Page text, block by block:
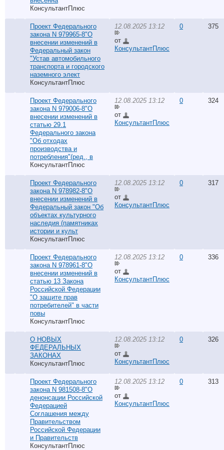
КонсультантПлюс
Проект Федерального
закона N 979965-8"О
внесении изменений в
Федеральный закон
"Устав автомобильного
транспорта и городского
наземного элект
КонсультантПлюс
12.08.2025 13:12
от
КонсультантПлюс
0 375
Проект Федерального
закона N 979006-8"О
внесении изменений в
статью 29.1
Федерального закона
"Об отходах
производства и
потребления"(ред., в
КонсультантПлюс
12.08.2025 13:12
от
КонсультантПлюс
0 324
Проект Федерального
закона N 978982-8"О
внесении изменений в
Федеральный закон "Об
объектах культурного
наследия (памятниках
истории и культ
КонсультантПлюс
12.08.2025 13:12
от
КонсультантПлюс
0 317
Проект Федерального
закона N 978961-8"О
внесении изменений в
статью 13 Закона
Российской Федерации
"О защите прав
потребителей" в части
повы
КонсультантПлюс
12.08.2025 13:12
от
КонсультантПлюс
0 336
О НОВЫХ
ФЕДЕРАЛЬНЫХ
ЗАКОНАХ
КонсультантПлюс
12.08.2025 13:12
от
КонсультантПлюс
0 326
Проект Федерального
закона N 981508-8"О
денонсации Российской
Федерацией
Соглашения между
Правительством
Российской Федерации
и Правительств
КонсультантПлюс
12.08.2025 13:12
от
КонсультантПлюс
0 313